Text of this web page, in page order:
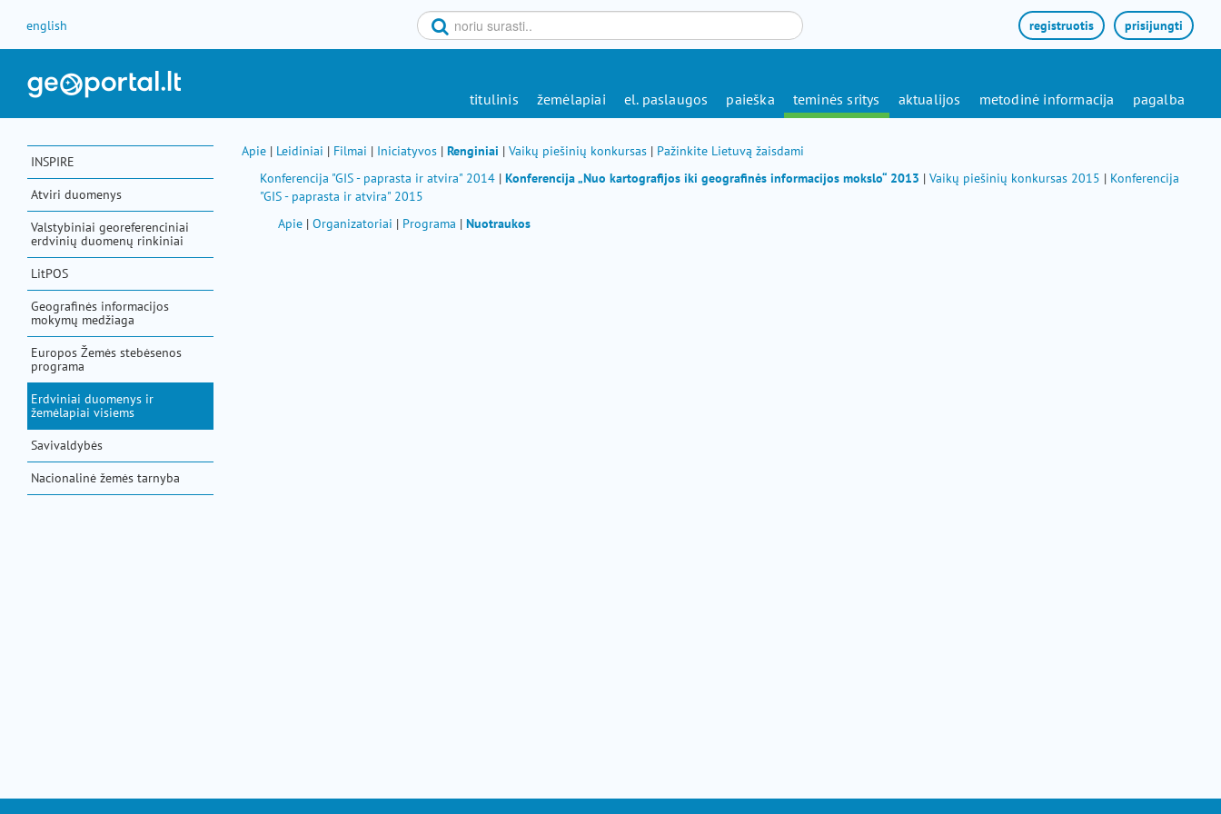
english
prisijungti
registruotis
titulinis žemėlapiai el. paslaugos paieška teminės sritys aktualijos metodinė informacija pagalba
INSPIRE
Atviri duomenys
Valstybiniai georeferenciniai
erdvinių duomenų rinkiniai
LitPOS
Geografinės informacijos
mokymų medžiaga
Europos Žemės stebėsenos
programa
Erdviniai duomenys ir
žemėlapiai visiems
Savivaldybės
Nacionalinė žemės tarnyba
Apie | Leidiniai | Filmai | Iniciatyvos | Renginiai | Vaikų piešinių konkursas | Pažinkite Lietuvą žaisdami
Konferencija "GIS - paprasta ir atvira" 2014 | Konferencija „Nuo kartografijos iki geografinės informacijos mokslo“ 2013 | Vaikų piešinių konkursas 2015 | Konferencija
"GIS - paprasta ir atvira" 2015
Apie | Organizatoriai | Programa | Nuotraukos